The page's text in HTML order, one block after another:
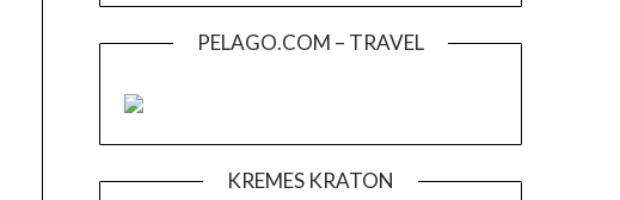
PELAGO.COM – TRAVEL
KREMES KRATON